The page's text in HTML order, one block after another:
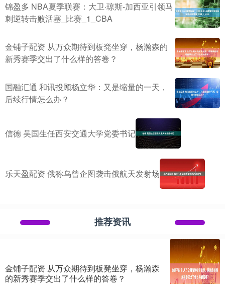
锦盈多 NBA夏季联赛：大卫·琼斯-加西亚引领马
刺逆转击败活塞_比赛_1_CBA
金铺子配资 从万众期待到板凳坐穿，杨瀚森的
新秀赛季交出了什么样的答卷？
国融汇通 和讯投顾杨立华：又是缩量的一天，
后续行情怎么办？
信德 吴国生任西安交通大学党委书记
乐天盈配资 俄称乌曾企图袭击俄航天发射场
推荐资讯
金铺子配资 从万众期待到板凳坐穿，杨瀚森
的新秀赛季交出了什么样的答卷？